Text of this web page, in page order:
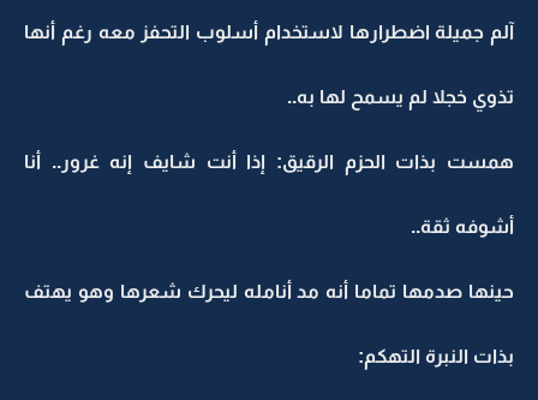
آلم جميلة اضطرارها لاستخدام أسلوب التحفز معه رغم أنها
تذوي خجلا لم يسمح لها به..
همست بذات الحزم الرقيق: إذا أنت شايف إنه غرور.. أنا
أشوفه ثقة..
حينها صدمها تماما أنه مد أنامله ليحرك شعرها وهو يهتف
بذات النبرة التهكم: